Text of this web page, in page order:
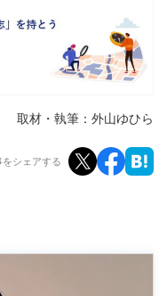
取材・執筆：外山ゆひら
をシェアする